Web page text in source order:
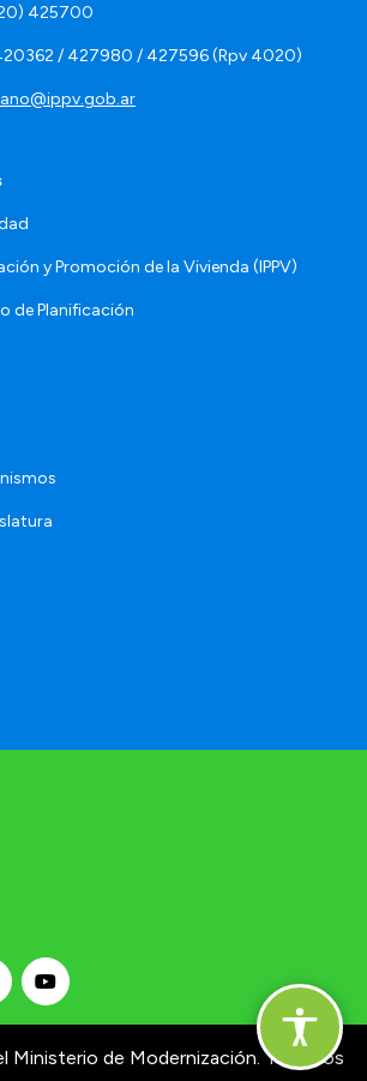
425700
/ 427980 / 427596 (Rpv 4020)
y Promoción de la Vivienda (IPPV)
de Planificación
Ministerio de Modernización. Términos